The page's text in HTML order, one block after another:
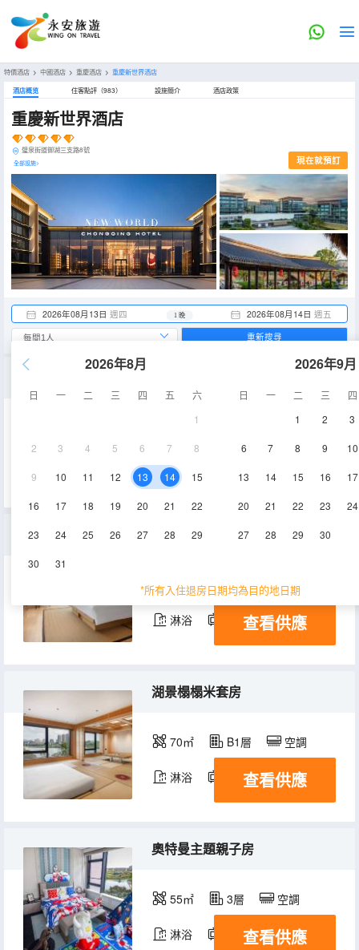
特價酒店 > 中國酒店 > 重慶酒店 > 重慶新世界酒店
酒店概览 住客點評（983） 設施簡介 酒店政策
重慶新世界酒店
璧泉街道御湖三支路8號
全部設施> 現在就預訂
2026年08月13日 週四 2026年08月14日 週五
1 晚
2026年8月
日 一 二 三 四 五
六
1
2 3 4 5 6 7 8
9 10 11 12 13 14 15
16 17 18 19 20 21 22
23 24 25 26 27 28 29
30 31
2026年9月
日 一 二 三
四
1
2 3
6 7 8 9 10
13 14 15 16 17
20 21 22 23 24
27 28 29 30
*所有入住退房日期均為目的地日期
重新搜尋
空調
淋浴
豪華湖景套房
65㎡ 1-6層 空調
淋浴 電視機
查看供應
湖景榻榻米套房
70㎡ B1層 空調
淋浴 電視機
查看供應
奧特曼主題親子房
55㎡ 3層 空調
淋浴 電視機
查看供應